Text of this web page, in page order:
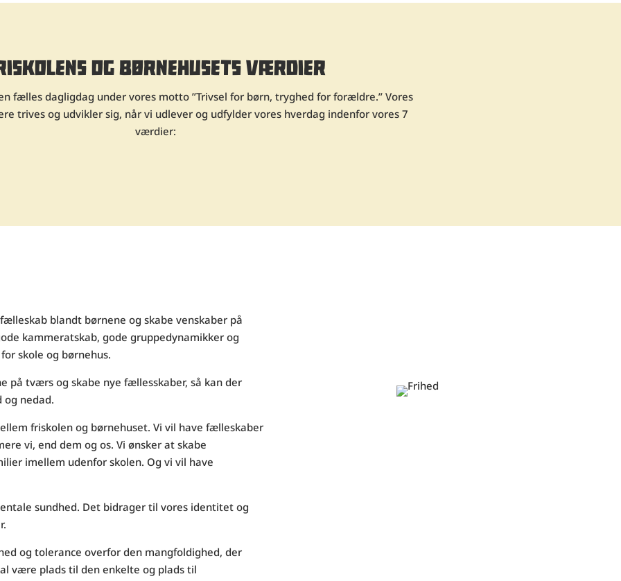
OG BØRNEHUSETS VÆRDIER
fælles dagligdag under vores motto ”Trivsel for børn, tryghed for forældre.” Vores
trives og udvikler sig, når vi udlever og udfylder vores hverdag indenfor vores 7
værdier:
blandt børnene og skabe venskaber på
kammeratskab, gode gruppedynamikker og
skole og børnehus.
på tværs og skabe nye fællesskaber, så kan der
og nedad.
friskolen og børnehuset. Vi vil have fælleskaber
vi, end dem og os. Vi ønsker at skabe
imellem udenfor skolen. Og vi vil have
sundhed. Det bidrager til vores identitet og
og tolerance overfor den mangfoldighed, der
være plads til den enkelte og plads til